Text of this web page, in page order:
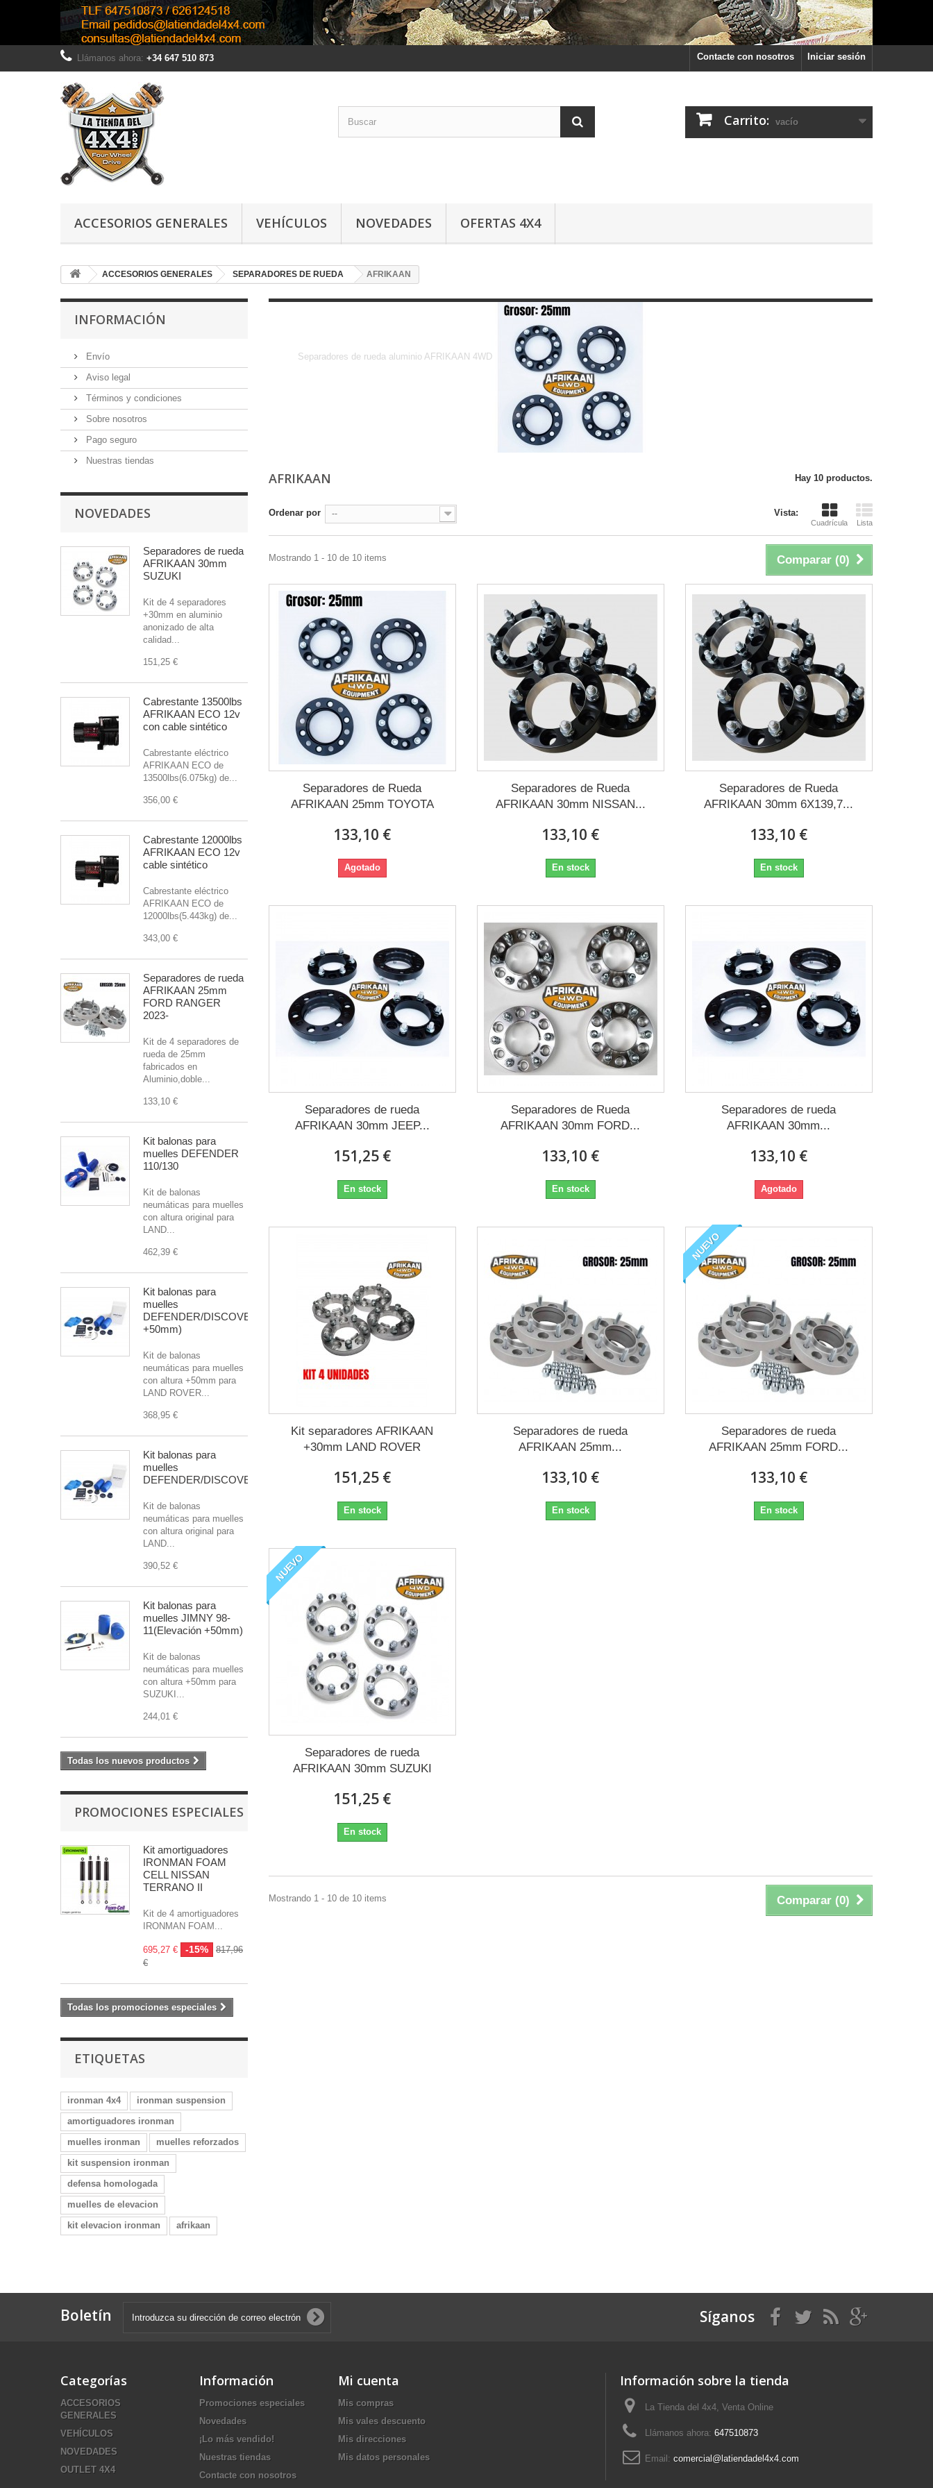
Iniciar sesión
Contacte con nosotros
Llámanos ahora: +34 647 510 873
Carrito: vacío
ACCESORIOS GENERALES VEHÍCULOS NOVEDADES OFERTAS 4X4
ACCESORIOS GENERALES SEPARADORES DE RUEDA AFRIKAAN
INFORMACIÓN
Envío
Aviso legal
Términos y condiciones
Sobre nosotros
Pago seguro
Nuestras tiendas
NOVEDADES
Separadores de rueda
AFRIKAAN 30mm
SUZUKI
Kit de 4 separadores
+30mm en aluminio
anonizado de alta
calidad...
151,25 €
Cabrestante 13500lbs
AFRIKAAN ECO 12v
con cable sintético
Cabrestante eléctrico
AFRIKAAN ECO de
13500lbs(6.075kg) de...
356,00 €
Cabrestante 12000lbs
AFRIKAAN ECO 12v
cable sintético
Cabrestante eléctrico
AFRIKAAN ECO de
12000lbs(5.443kg) de...
343,00 €
Separadores de rueda
AFRIKAAN 25mm
FORD RANGER
2023-
Kit de 4 separadores de
rueda de 25mm
fabricados en
Aluminio,doble...
133,10 €
Kit balonas para
muelles DEFENDER
110/130
Kit de balonas
neumáticas para muelles
con altura original para
LAND...
462,39 €
Kit balonas para
muelles
DEFENDER/DISCOVERY/R.ROVER(Elevación
+50mm)
Kit de balonas
neumáticas para muelles
con altura +50mm para
LAND ROVER...
368,95 €
Kit balonas para
muelles
DEFENDER/DISCOVERY/R.ROVER
Kit de balonas
neumáticas para muelles
con altura original para
LAND...
390,52 €
Kit balonas para
muelles JIMNY 98-
11(Elevación +50mm)
Kit de balonas
neumáticas para muelles
con altura +50mm para
SUZUKI...
244,01 €
Todas los nuevos productos
PROMOCIONES ESPECIALES
Kit amortiguadores
IRONMAN FOAM
CELL NISSAN
TERRANO II
Kit de 4 amortiguadores
IRONMAN FOAM...
695,27 € -15%
817,96
€
Todas los promociones especiales
ETIQUETAS
ironman 4x4
ironman suspension
amortiguadores ironman
muelles ironman
muelles reforzados
kit suspension ironman
defensa homologada
muelles de elevacion
kit elevacion ironman
afrikaan
Separadores de rueda aluminio AFRIKAAN 4WD
AFRIKAAN Hay 10 productos.
Vista:
Cuadrícula Lista
Ordenar por --
Comparar (0)
Mostrando 1 - 10 de 10 items
Separadores de Rueda
AFRIKAAN 25mm TOYOTA
133,10 €
Agotado
Separadores de Rueda
AFRIKAAN 30mm NISSAN...
133,10 €
En stock
Separadores de Rueda
AFRIKAAN 30mm 6X139,7...
133,10 €
En stock
Separadores de rueda
AFRIKAAN 30mm JEEP...
151,25 €
En stock
Separadores de Rueda
AFRIKAAN 30mm FORD...
133,10 €
En stock
Separadores de rueda
AFRIKAAN 30mm...
133,10 €
Agotado
Kit separadores AFRIKAAN
+30mm LAND ROVER
151,25 €
En stock
Separadores de rueda
AFRIKAAN 25mm...
133,10 €
En stock
NUEVO
Separadores de rueda
AFRIKAAN 25mm FORD...
133,10 €
En stock
NUEVO
Separadores de rueda
AFRIKAAN 30mm SUZUKI
151,25 €
En stock
Comparar (0)
Mostrando 1 - 10 de 10 items
Boletín Síganos
Categorías
ACCESORIOS
GENERALES
VEHÍCULOS
NOVEDADES
OUTLET 4X4
Información
Promociones especiales
Novedades
¡Lo más vendido!
Nuestras tiendas
Contacte con nosotros
Mi cuenta
Mis compras
Mis vales descuento
Mis direcciones
Mis datos personales
Información sobre la tienda
La Tienda del 4x4, Venta Online
Llámanos ahora: 647510873
Email: comercial@latiendadel4x4.com